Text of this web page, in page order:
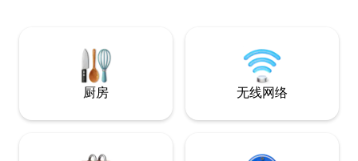
relaxing and enjoying the peace and
tranquility together
厨房 无线网络